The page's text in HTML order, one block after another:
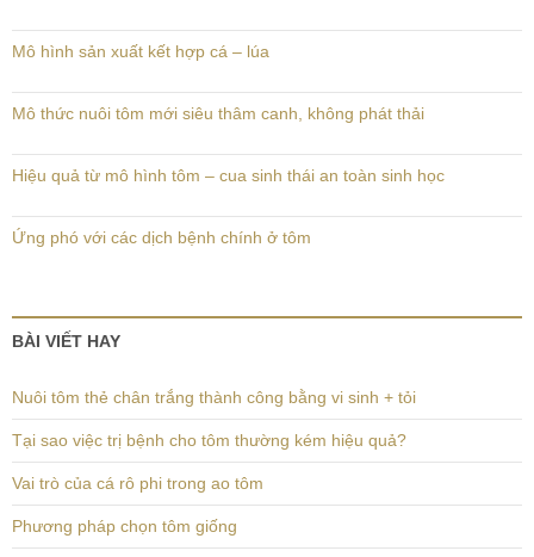
Mô hình sản xuất kết hợp cá – lúa
Mô thức nuôi tôm mới siêu thâm canh, không phát thải
Hiệu quả từ mô hình tôm – cua sinh thái an toàn sinh học
Ứng phó với các dịch bệnh chính ở tôm
BÀI VIẾT HAY
Nuôi tôm thẻ chân trắng thành công bằng vi sinh + tỏi
Tại sao việc trị bệnh cho tôm thường kém hiệu quả?
Vai trò của cá rô phi trong ao tôm
Phương pháp chọn tôm giống